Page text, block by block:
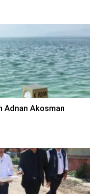
Adnan Akosman